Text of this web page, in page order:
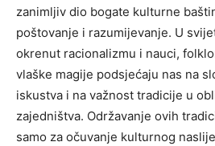
zanimljiv dio bogate kulturne
poštovanje i razumijevanje. U
okrenut racionalizmu i nauci,
vlaške magije podsjećaju nas na
iskustva i na važnost tradicije u
zajedništva. Održavanje ovih
samo za očuvanje kulturnog